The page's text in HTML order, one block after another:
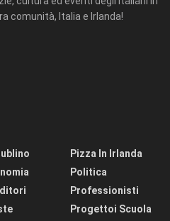
comunità, Italia e Irlanda!
Pizza In Irlanda
Politica
Professionisti
Progettoi Scuola